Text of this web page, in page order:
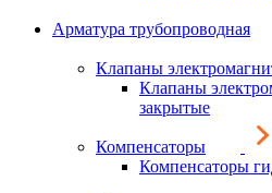
Арматура трубопроводная
Клапаны
Клапаны
закрытые
Компенсаторы
Компенсаторы